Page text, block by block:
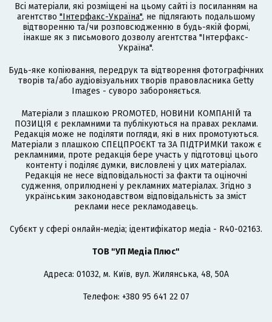
Всі матеріали, які розміщені на цьому сайті із посиланням на
агентство "Інтерфакс-Україна", не підлягають подальшому
відтворенню та/чи розповсюдженню в будь-якій формі,
інакше як з письмового дозволу агентства "Інтерфакс-
Україна".
Будь-яке копіювання, передрук та відтворення фотографічних
творів та/або аудіовізуальних творів правовласника Getty
Images - суворо забороняється.
Матеріали з плашкою PROMOTED, НОВИНИ КОМПАНІЙ та
ПОЗИЦІЯ є рекламними та публікуються на правах реклами.
Редакція може не поділяти погляди, які в них промотуються.
Матеріали з плашкою СПЕЦПРОЄКТ та ЗА ПІДТРИМКИ також є
рекламними, проте редакція бере участь у підготовці цього
контенту і поділяє думки, висловлені у цих матеріалах.
Редакція не несе відповідальності за факти та оціночні
судження, оприлюднені у рекламних матеріалах. Згідно з
українським законодавством відповідальність за зміст
реклами несе рекламодавець.
Cубєкт у сфері онлайн-медіа; ідентифікатор медіа - R40-02163.
ТОВ "УП Медіа Плюс"
Адреса: 01032, м. Київ, вул. Жилянська, 48, 50А
Телефон: +380 95 641 22 07